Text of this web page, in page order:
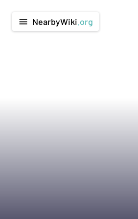
menu NearbyWiki .org